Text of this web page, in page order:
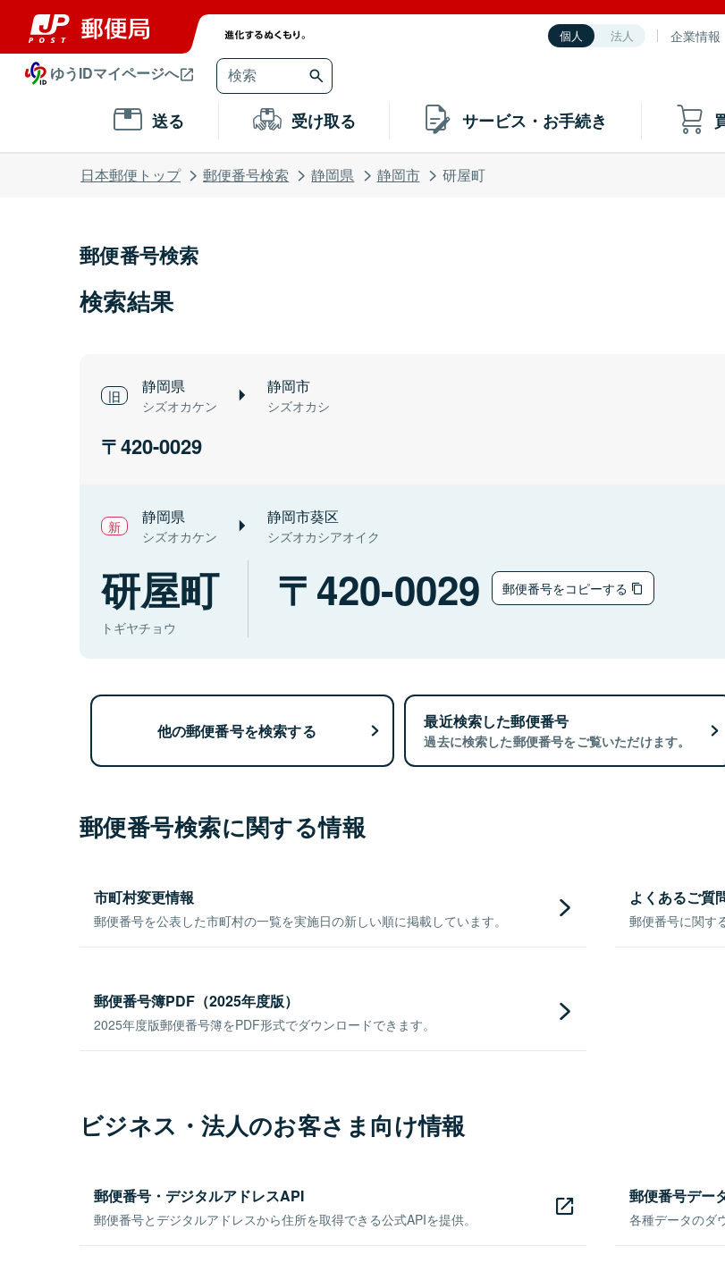
個人 法人 企業情報
ゆうIDマイページへ
送る 受け取る サービス・お手続き
日本郵便トップ 郵便番号検索 静岡県 静岡市 研屋町
郵便番号検索
検索結果
静岡県
シズオカケン
静岡市
シズオカシ
420-0029
静岡県
シズオカケン
静岡市葵区
シズオカシアオイク
研屋町
トギヤチョウ
420-0029 郵便番号をコピーする
他の郵便番号を検索する 最近検索した郵便番号
過去に検索した郵便番号をご覧いただけます。
郵便番号検索に関する情報
市町村変更情報
郵便番号を公表した市町村の一覧を実施日の新しい順に掲載しています。
よくあるご質
郵便番号に関す
郵便番号簿PDF（2025年度版）
2025年度版郵便番号簿をPDF形式でダウンロードできます。
ビジネス・法人のお客さま向け情報
郵便番号・デジタルアドレスAPI
郵便番号とデジタルアドレスから住所を取得できる公式APIを提供。
郵便番号デー
各種データのダ